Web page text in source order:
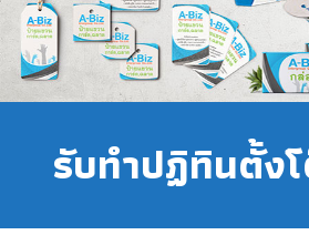
รับทำปฏิทินตั้ง